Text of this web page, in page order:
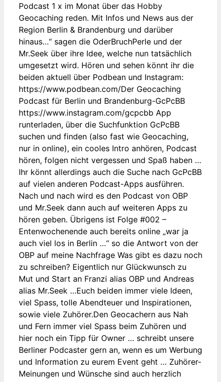
Podcast 1 x im Monat über das Hobby
Geocaching reden. Mit Infos und News aus der
Region Berlin & Brandenburg und darüber
hinaus…“ sagen die OderBruchPerle und der
Mr.Seek über ihre Idee, welche nun tatsächlich
umgesetzt wird. Hören und sehen könnt ihr die
beiden aktuell über Podbean und Instagram:
https://www.podbean.com/Der Geocaching
Podcast für Berlin und Brandenburg-GcPcBB
https://www.instagram.com/gcpcbb App
runterladen, über die Suchfunktion GcPcBB
suchen und finden (also fast wie Geocaching,
nur in online), ein cooles Intro anhören, Podcast
hören, folgen nicht vergessen und Spaß haben …
Ihr könnt allerdings auch die Suche nach GcPcBB
auf vielen anderen Podcast-Apps ausführen.
Nach und nach wird es den Podcast von OBP
und Mr.Seek dann auch auf weiteren Apps zu
hören geben. Übrigens ist Folge #002 –
Entenwochenende auch bereits online „war ja
auch viel los in Berlin …“ so die Antwort von der
OBP auf meine Nachfrage Was gibt es dazu noch
zu schreiben? Eigentlich nur Glückwunsch zu
Mut und Start an Franzi alias OBP und Andreas
alias Mr.Seek …Euch beiden immer viele Ideen,
viel Spass, tolle Abendteuer und Inspirationen,
sowie viele Zuhörer.Den Geocachern aus Nah
und Fern immer viel Spass beim Zuhören und
hier noch ein Tipp für Owner … schreibt unsere
Berliner Podcaster gern an, wenn es um Werbung
und Information zu eurem Event geht … Zuhörer-
Meinungen und Wünsche sind auch herzlich